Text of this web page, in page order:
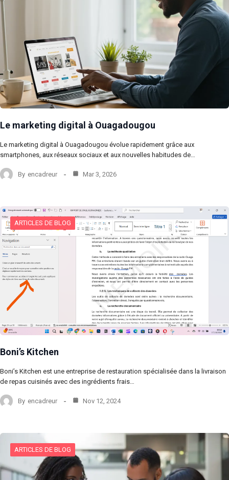
Le marketing digital à Ouagadougou
Le marketing digital à Ouagadougou évolue rapidement grâce aux
smartphones, aux réseaux sociaux et aux nouvelles habitudes de…
By encadreur Mar 3, 2026
ARTICLES DE BLOG
Boni’s Kitchen
Boni’s Kitchen est une entreprise de restauration spécialisée dans la livraison
de repas cuisinés avec des ingrédients frais…
By encadreur Nov 12, 2024
ARTICLES DE BLOG